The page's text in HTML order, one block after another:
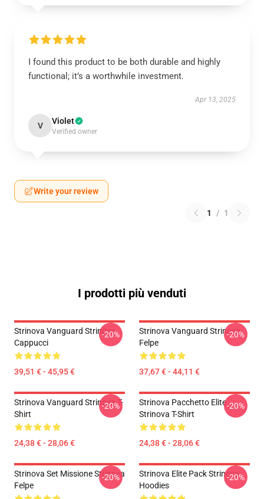
I found this product to be both durable and highly
functional; it’s a worthwhile investment.
Apr 13, 2025
V Violet
Verified owner
Write your review
1 / 1
I prodotti più venduti
Strinova Vanguard Strinova
Cappucci
39,51 € - 45,95 €
-20%
Strinova Vanguard Strinova
Felpe
37,67 € - 44,11 €
-20%
Strinova Vanguard Strinova T-
Shirt
24,38 € - 28,06 €
-20%
Strinova Pacchetto Elite
Strinova T-Shirt
24,38 € - 28,06 €
-20%
Strinova Set Missione Strinova
Felpe
-20%
Strinova Elite Pack Strinova
Hoodies
-20%